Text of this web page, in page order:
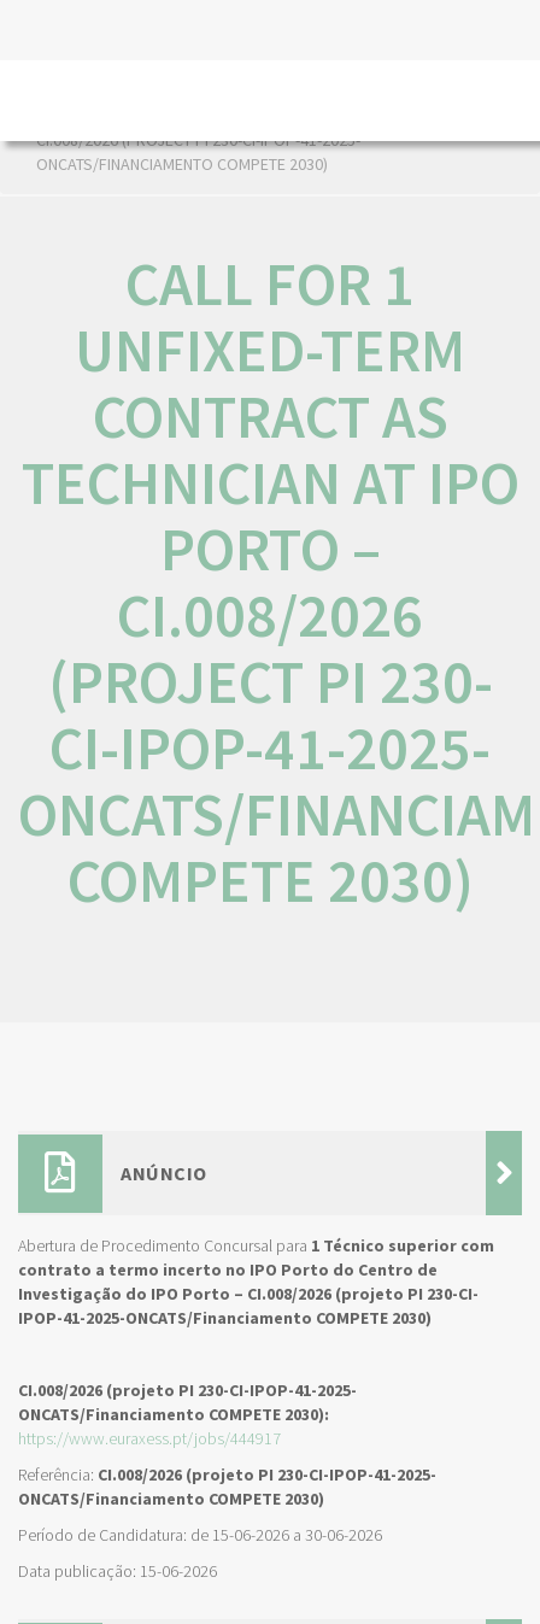
CI.008/2026 (PROJECT PI 230-CI-IPOP-41-2025-
ONCATS/FINANCIAMENTO COMPETE 2030)
CALL FOR 1
UNFIXED-TERM
CONTRACT AS
TECHNICIAN AT IPO
PORTO –
CI.008/2026
(PROJECT PI 230-
CI-IPOP-41-2025-
ONCATS/
COMPETE 2030)
ANÚNCIO
Abertura de Procedimento Concursal para 1 Técnico superior com
contrato a termo incerto no IPO Porto do Centro de
Investigação do IPO Porto – CI.008/2026 (projeto PI 230-CI-
IPOP-41-2025-ONCATS/Financiamento COMPETE 2030)
CI.008/2026 (projeto PI 230-CI-IPOP-41-2025-
ONCATS/Financiamento COMPETE 2030):
https://www.euraxess.pt/jobs/444917
Referência: CI.008/2026 (projeto PI 230-CI-IPOP-41-2025-
ONCATS/Financiamento COMPETE 2030)
Período de Candidatura: de 15-06-2026 a 30-06-2026
Data publicação: 15-06-2026